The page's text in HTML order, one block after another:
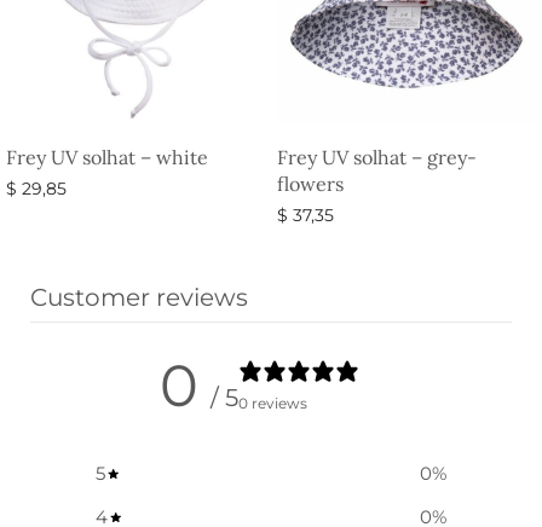
Frey UV solhat – white
$ 29,85
Frey UV solhat – grey-
flowers
$ 37,35
Customer reviews
0 / 50 reviews
5 0%
4
0%